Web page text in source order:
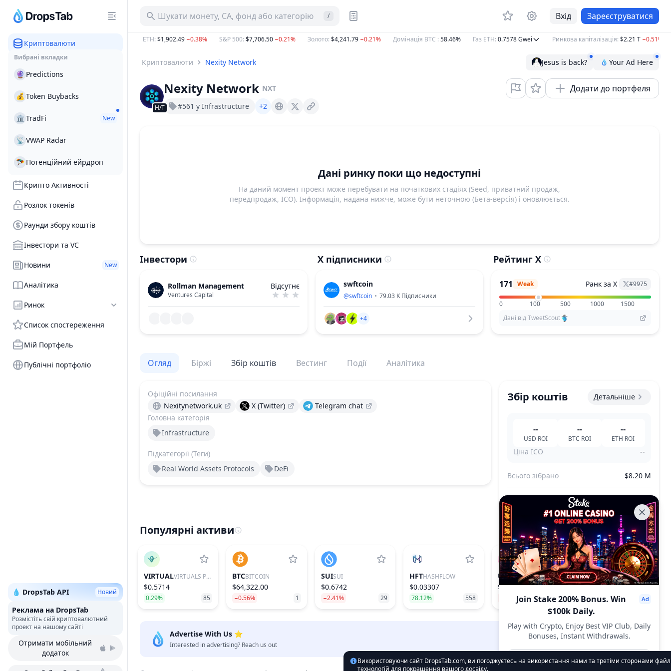
Криптовалюти
Вибрані вкладки
🔮 Predictions
💰 Token Buybacks
🏛 TradFi New
📡 VWAP Radar
🪂 Потенційний ейрдроп
Крипто Активності
Розлок токенів
Раунди збору коштів
Інвестори та VC
Новини New
Аналітика
Ринок
Список спостереження
Мій Портфель
Публічні портфоліо
💧 DropsTab API Новий
Реклама на DropsTab
Розмістіть свій криптовалютний
проект на нашому сайті
Отримати мобільний
додаток
Шукати монету, CA, фонд або категорію / Вхід Зареєструватися
B−15.95% ETH:$1,902.49−0.38% S&P 500:$7,706.50−0.21% Золото:$4,241.79−0.21% Домінація BTC: 58.46% Газ ETH:0.7578Gwei Ринкова капіталізація:$2.21 T −0.51%
Криптовалюти Nexity Network Jesus is back? Your Ad Here
Н/Т
Nexity Network NXT Додати до портфеля
#561 у Infrastructure +2 X (Twitter)
Дані ринку поки що недоступні
На даний момент проект може перебувати на початкових стадіях (Seed, приватний продаж,
передпродаж, ICO). Інформація, надана нижче, може бути неточною (Бета-версія) і оновлюється.
Інвестори
Rollman Management
Ventures Capital
Відсутнє
X підписники
swftcoin
@swftcoin 79.03 K Підписники
+4
Рейтинг X
171 Weak Ранк за X #9975
0 100 500 1000
1500
Дані від TweetScout
Огляд Біржі Збір коштів Вестинг Події Аналітика
Збір коштів Детальніше
--
USD ROI
--
BTC ROI
--
ETH ROI
Ціна ICO --
Всього зібрано $8.20 M
Всього продано --
Головна категорія
Infrastructure
Підкатегорії (Теги)
Real World Assets Protocols
DeFi
Офіційні посилання
Nexitynetwork.uk
X (Twitter) Telegram chat
Популярні активи
VIRTUAL VIRTUALS PROTOCOL
$0.5714
0.29% 85
BTCBITCOIN
$64,322.00
−0.56% 1
SUISUI
$0.6742
−2.41% 29
HFTHASHFLOW
$0.03307
78.12% 558
UNIUNISWAP
$4.00
−1.06% 31
Advertise With Us ⭐️
Interested in advertising? Reach us out DropsTab.com
Використовуючи сайт DropsTab.com, ви погоджуєтесь на використання нами та третіми сторонами
технологій для покращення вашого досвіду.
Join Stake 200% Bonus. Win
$100k Daily.
Play with Crypto, Enjoy Best VIP Club, Daily
Bonuses, Instant Withdrawals.
Join Now